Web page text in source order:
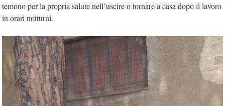
temono per la propria salute nell’uscire o tornare a casa dopo il lavoro
in orari notturni.